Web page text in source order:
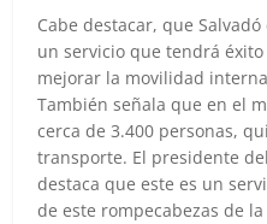
Cabe destacar, que
un servicio que tendrá
mejorar la movilidad
También señala que en el
cerca de 3.400 personas,
transporte. El presidente
destaca que este es un
de este rompecabezas de la